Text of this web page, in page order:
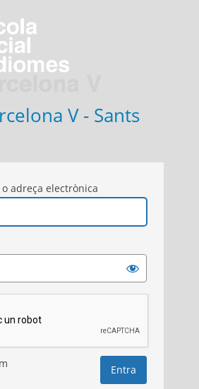
V - Sants
adreça electrònica